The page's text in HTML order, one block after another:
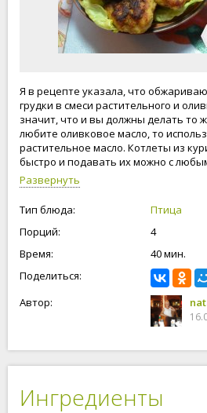
Я в рецепте указала, что
грудки в смеси растительного и
значит, что и вы должны делать то
любите оливковое масло, то
растительное масло. Котлеты из
быстро и подавать их можно с
вместе с нами, будьте счастливы и
Развернуть
Тип блюда:
Птица
Порций:
4
Время:
40 мин.
Поделиться:
Автор:
Ингредиенты